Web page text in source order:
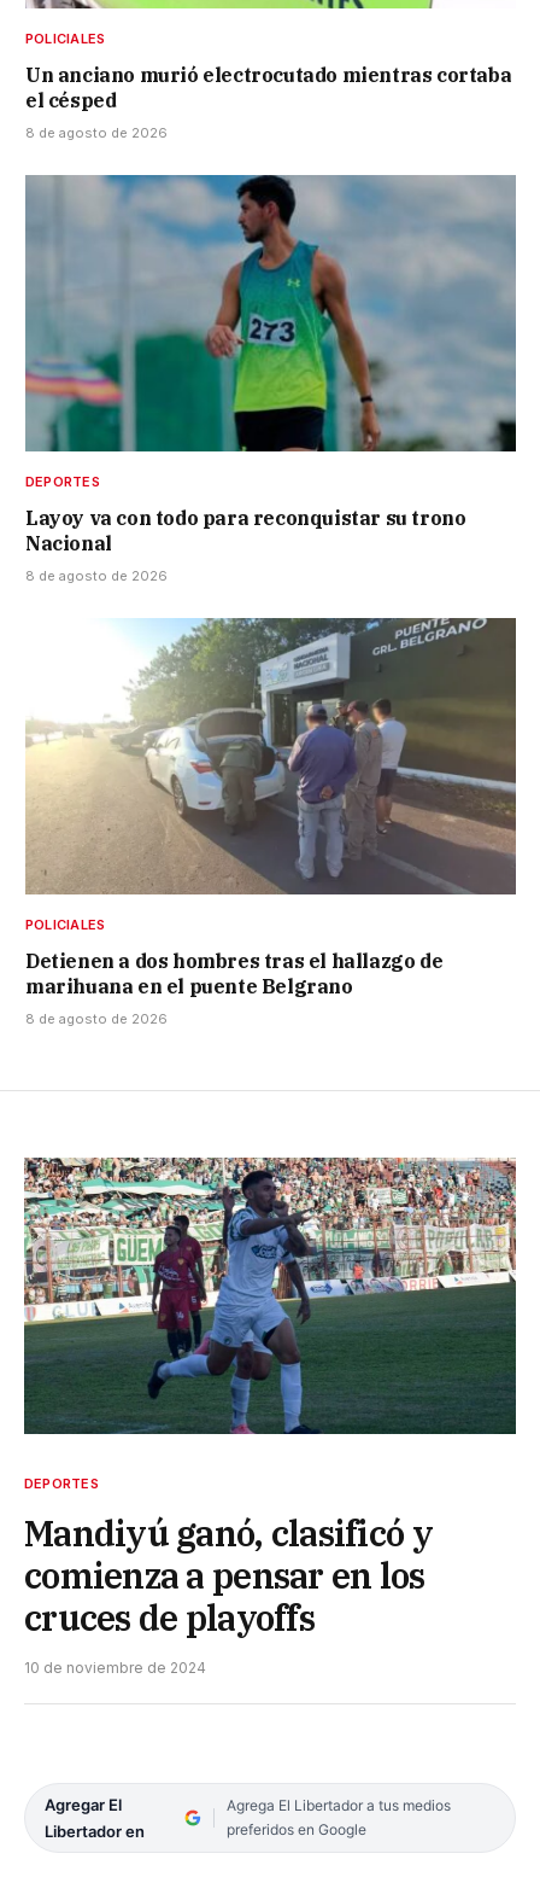
POLICIALES
Un anciano murió electrocutado mientras cortaba
el césped
8 de agosto de 2026
DEPORTES
Layoy va con todo para reconquistar su trono
Nacional
8 de agosto de 2026
POLICIALES
Detienen a dos hombres tras el hallazgo de
marihuana en el puente Belgrano
8 de agosto de 2026
DEPORTES
Mandiyú ganó, clasificó y
comienza a pensar en los
cruces de playoffs
10 de noviembre de 2024
Agregar El
Libertador en
Agrega El Libertador a tus medios
preferidos en Google